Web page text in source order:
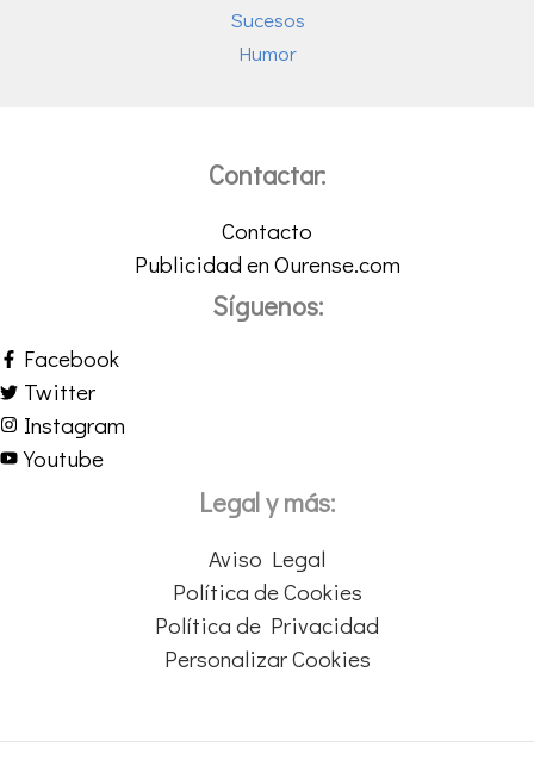
Sucesos
Humor
Contactar:
Contacto
Publicidad en Ourense.com
Síguenos:
Facebook
Twitter
Instagram
Youtube
Legal y más:
Aviso Legal
Política de Cookies
Política de Privacidad
Personalizar Cookies